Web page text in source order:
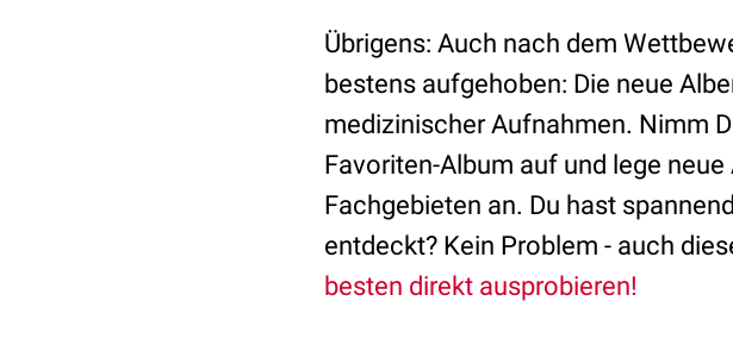
Übrigens: Auch nach dem
bestens aufgehoben: Die neue
medizinischer Aufnahmen. Nimm
Favoriten-Album auf und lege
Fachgebieten an. Du hast
entdeckt? Kein Problem - auch
besten direkt ausprobieren!